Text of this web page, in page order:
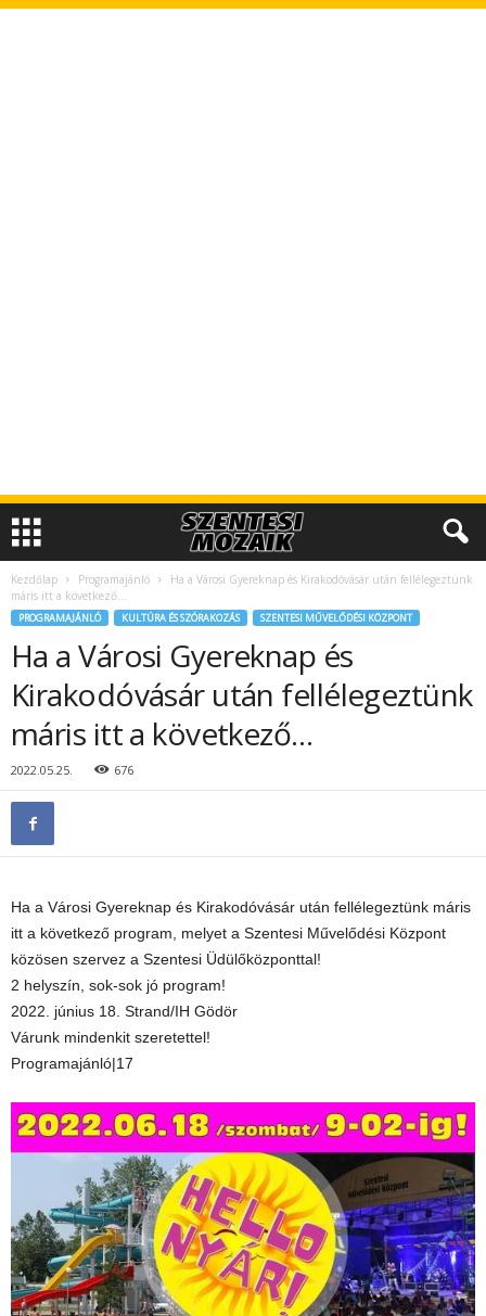
Kezdőlap Programajánló
Ha a Városi Gyereknap és Kirakodóvásár után fellélegeztünk
máris itt a következő…
PROGRAMAJÁNLÓ KULTÚRA ÉS SZÓRAKOZÁS SZENTESI MŰVELŐDÉSI KÖZPONT
Ha a Városi Gyereknap és
Kirakodóvásár után fellélegeztünk
máris itt a következő…
2022.05.25. 676
Ha a Városi Gyereknap és Kirakodóvásár után fellélegeztünk máris
itt a következő program, melyet a Szentesi Művelődési Központ
közösen szervez a Szentesi Üdülőközponttal!
2 helyszín, sok-sok jó program!
2022. június 18. Strand/IH Gödör
Várunk mindenkit szeretettel!
Programajánló|17